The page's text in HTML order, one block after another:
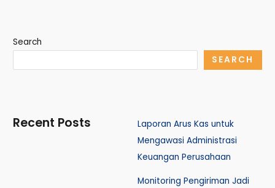
Search
SEARCH
Recent Posts
Laporan Arus Kas untuk
Mengawasi Administrasi
Keuangan Perusahaan
Monitoring Pengiriman Jadi